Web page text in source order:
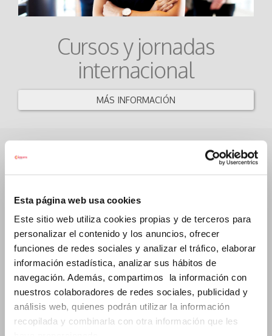
Esta página web usa cookies
Este sitio web utiliza cookies propias y de terceros para
personalizar el contenido y los anuncios, ofrecer
funciones de redes sociales y analizar el tráfico, elaborar
información estadística, analizar sus hábitos de
navegación. Además, compartimos la información con
nuestros colaboradores de redes sociales, publicidad y
análisis web, quienes podrán utilizar la información
recopilada y combinarla con otra información que les
Cursos y jornadas
internacional
MÁS INFORMACIÓN
Webinars Global CV
CONSULTA LA PROGRAMACIÓN